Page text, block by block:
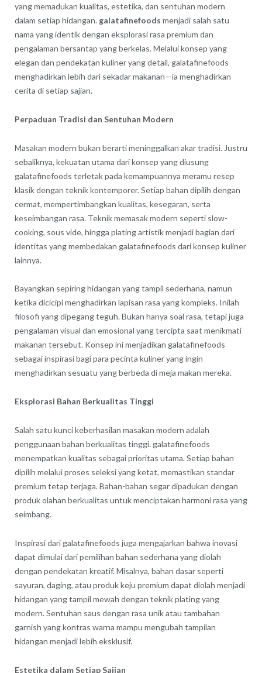
yang memadukan kualitas, estetika, dan sentuhan modern
dalam setiap hidangan. galatafinefoods menjadi salah satu
nama yang identik dengan eksplorasi rasa premium dan
pengalaman bersantap yang berkelas. Melalui konsep yang
elegan dan pendekatan kuliner yang detail, galatafinefoods
menghadirkan lebih dari sekadar makanan—ia menghadirkan
cerita di setiap sajian.
Perpaduan Tradisi dan Sentuhan Modern
Masakan modern bukan berarti meninggalkan akar tradisi. Justru
sebaliknya, kekuatan utama dari konsep yang diusung
galatafinefoods terletak pada kemampuannya meramu resep
klasik dengan teknik kontemporer. Setiap bahan dipilih dengan
cermat, mempertimbangkan kualitas, kesegaran, serta
keseimbangan rasa. Teknik memasak modern seperti slow-
cooking, sous vide, hingga plating artistik menjadi bagian dari
identitas yang membedakan galatafinefoods dari konsep kuliner
lainnya.
Bayangkan sepiring hidangan yang tampil sederhana, namun
ketika dicicipi menghadirkan lapisan rasa yang kompleks. Inilah
filosofi yang dipegang teguh. Bukan hanya soal rasa, tetapi juga
pengalaman visual dan emosional yang tercipta saat menikmati
makanan tersebut. Konsep ini menjadikan galatafinefoods
sebagai inspirasi bagi para pecinta kuliner yang ingin
menghadirkan sesuatu yang berbeda di meja makan mereka.
Eksplorasi Bahan Berkualitas Tinggi
Salah satu kunci keberhasilan masakan modern adalah
penggunaan bahan berkualitas tinggi. galatafinefoods
menempatkan kualitas sebagai prioritas utama. Setiap bahan
dipilih melalui proses seleksi yang ketat, memastikan standar
premium tetap terjaga. Bahan-bahan segar dipadukan dengan
produk olahan berkualitas untuk menciptakan harmoni rasa yang
seimbang.
Inspirasi dari galatafinefoods juga mengajarkan bahwa inovasi
dapat dimulai dari pemilihan bahan sederhana yang diolah
dengan pendekatan kreatif. Misalnya, bahan dasar seperti
sayuran, daging, atau produk keju premium dapat diolah menjadi
hidangan yang tampil mewah dengan teknik plating yang
modern. Sentuhan saus dengan rasa unik atau tambahan
garnish yang kontras warna mampu mengubah tampilan
hidangan menjadi lebih eksklusif.
Estetika dalam Setiap Sajian